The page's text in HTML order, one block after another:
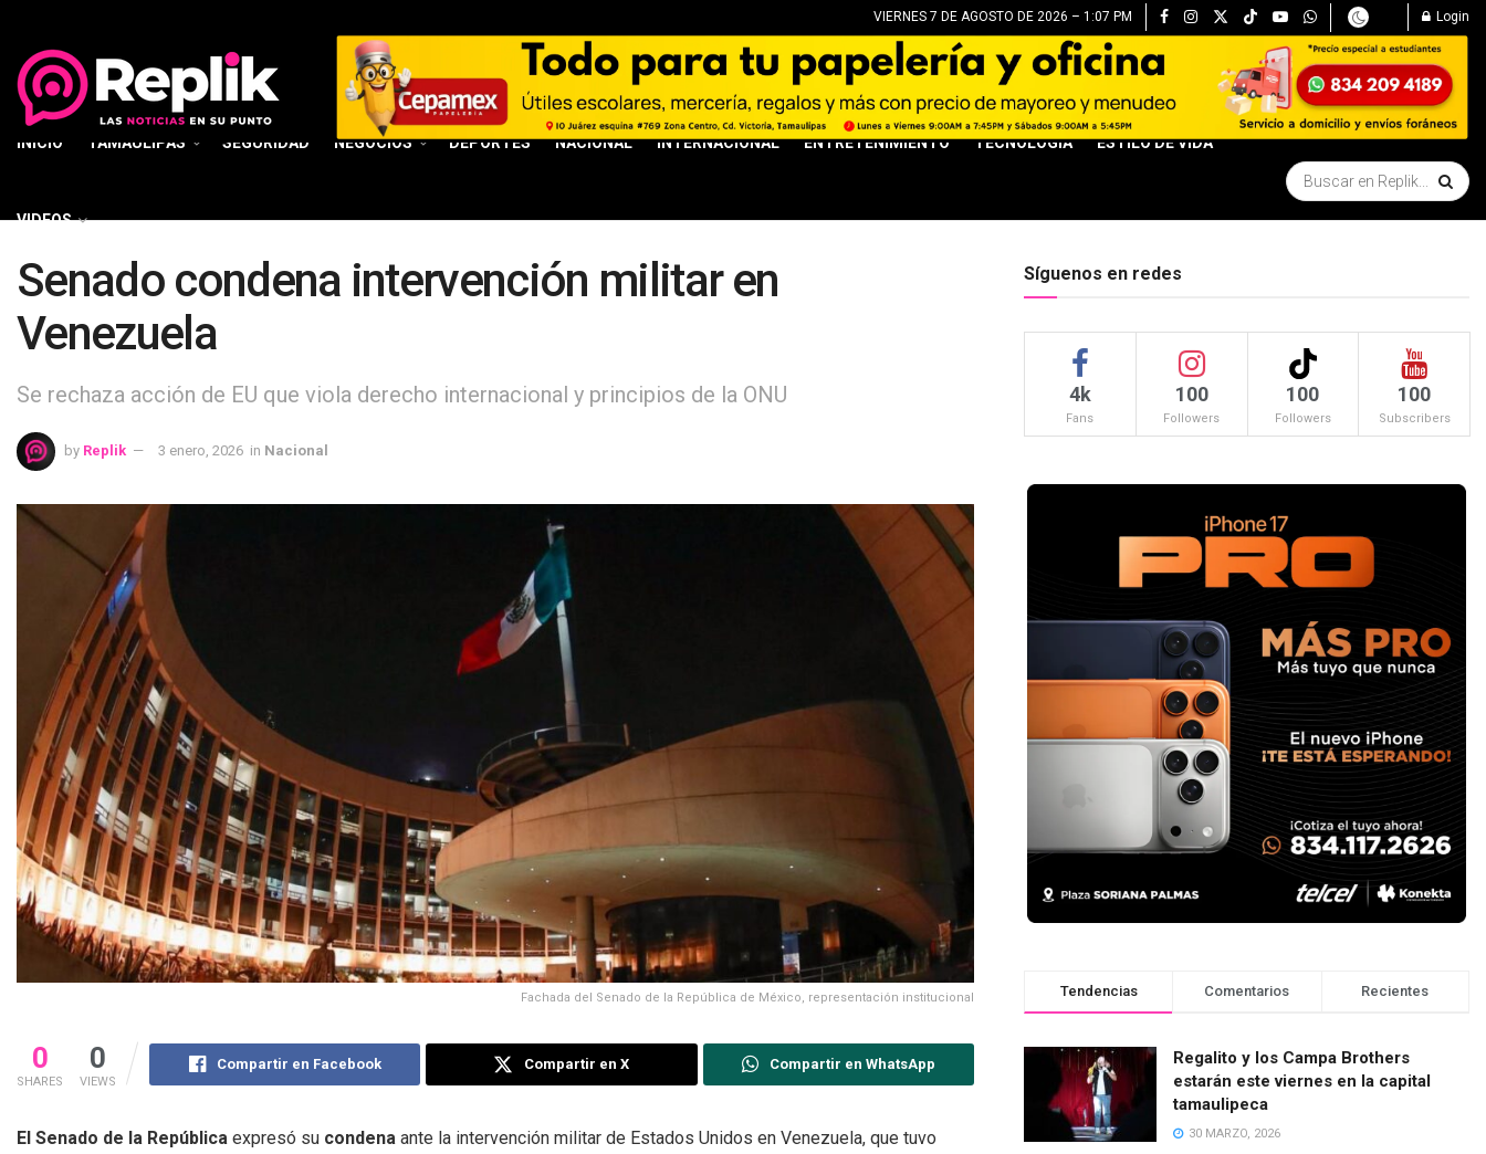
VIERNES 7 DE AGOSTO DE 2026 – 1:07 PM Login
INICIO TAMAULIPAS SEGURIDAD NEGOCIOS DEPORTES NACIONAL INTERNACIONAL ENTRETENIMIENTO TECNOLOGÍA ESTILO DE VIDA
VIDEOS
Senado condena intervención militar en
Venezuela
Se rechaza acción de EU que viola derecho internacional y principios de la ONU
by Replik 3 enero, 2026 in Nacional
Fachada del Senado de la República de México, representación institucional
0
SHARES
0
VIEWS
Compartir en Facebook Compartir en X Compartir en WhatsApp
El Senado de la República expresó su condena ante la intervención militar de Estados Unidos en Venezuela, que tuvo
Síguenos en redes
4k
Fans
100
Followers
100
Followers
100
Subscribers
Tendencias Comentarios Recientes
Regalito y los Campa Brothers
estarán este viernes en la capital
tamaulipeca
30 MARZO, 2026